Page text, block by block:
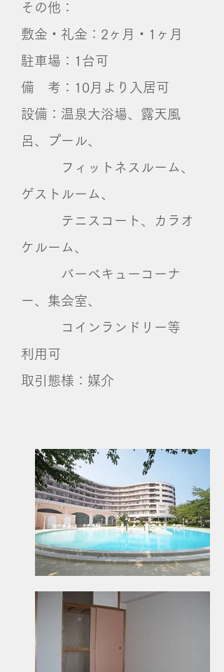
その他：
敷金・礼金：2ヶ月・1ヶ月
​駐車場：1台可
備 考：10月より入居可
設備：温泉大浴場、露天風
呂、プール、
フィットネスルーム、
ゲストルーム、
テニスコート、カラオ
ケルーム、
バーベキューコーナ
ー、集会室、
コインランドリー等
利用可​
取引態様：媒介